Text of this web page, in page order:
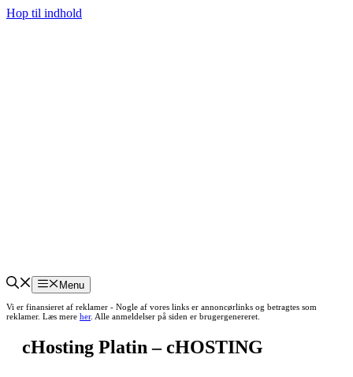
Hop til indhold
Menu
Vi er finansieret af reklamer - Nogle af vores links er annoncørlinks og betragtes som
reklamer. Læs mere her. Alle anmeldelser på siden er brugergenereret.
cHosting Platin – cHOSTING